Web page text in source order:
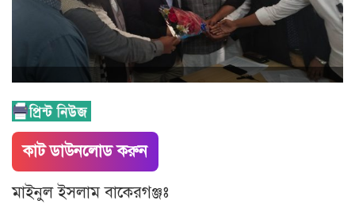
কাট ডাউনলোড করুন
মাইনুল ইসলাম​ বাকেরগঞ্জঃ